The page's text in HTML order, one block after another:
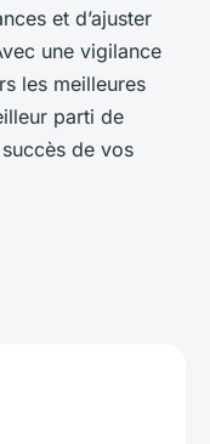
et d’ajuster
une vigilance
les meilleures
parti de
de vos